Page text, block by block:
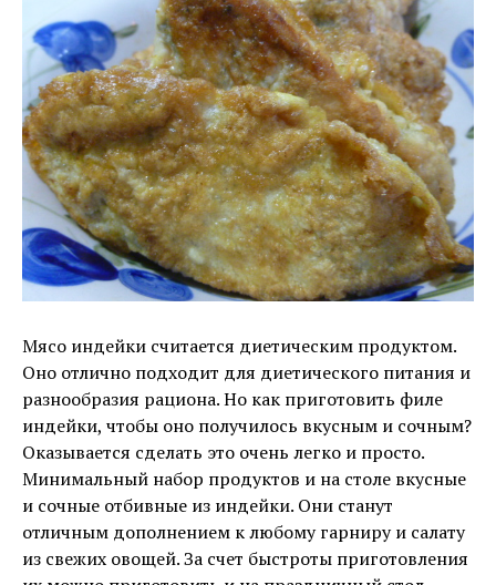
Мясо индейки считается диетическим продуктом.
Оно отлично подходит для диетического питания и
разнообразия рациона. Но как приготовить филе
индейки, чтобы оно получилось вкусным и сочным?
Оказывается сделать это очень легко и просто.
Минимальный набор продуктов и на столе вкусные
и сочные отбивные из индейки. Они станут
отличным дополнением к любому гарниру и салату
из свежих овощей. За счет быстроты приготовления